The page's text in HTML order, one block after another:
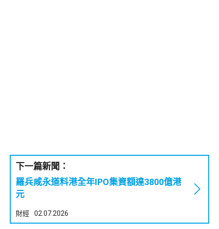
下一篇新聞：
羅兵咸永道料港全年IPO集資額達3800億港
元
財經 02.07.2026